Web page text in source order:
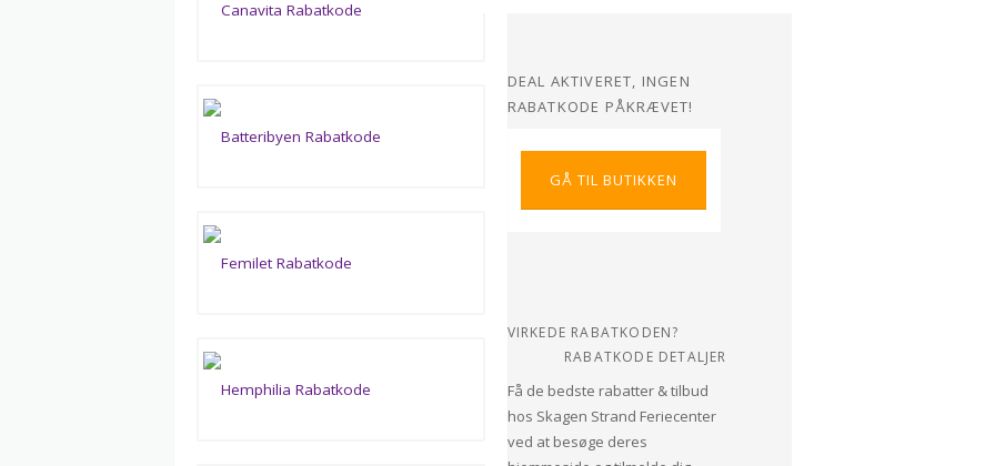
DEAL AKTIVERET, INGEN
RABATKODE PÅKRÆVET!
GÅ TIL BUTIKKEN
VIRKEDE RABATKODEN?
RABATKODE DETALJER
Få de bedste rabatter & tilbud
hos Skagen Strand Feriecenter
ved at besøge deres